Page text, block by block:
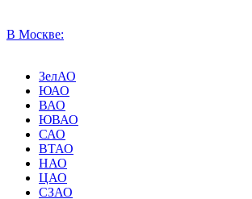
В Москве:
ЗелАО
ЮАО
ВАО
ЮВАО
САО
ВТАО
НАО
ЦАО
СЗАО